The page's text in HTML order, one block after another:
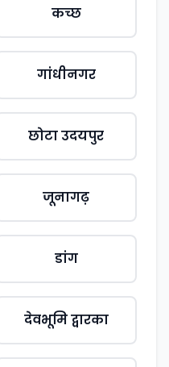
कच्छ
गांधीनगर
छोटा उदयपुर
जूनागढ़
डांग
देवभूमि द्वारका